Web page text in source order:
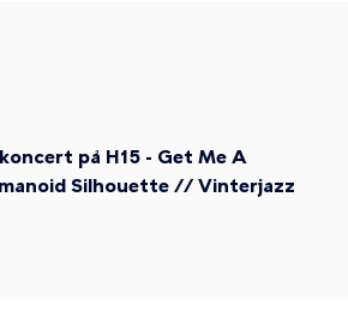
på H15 - Get Me A
Silhouette // Vinterjazz